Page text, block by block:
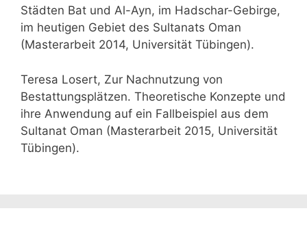
Städten Bat und Al-Ayn, im Hadschar-Gebirge,
im heutigen Gebiet des Sultanats Oman
(Masterarbeit 2014, Universität Tübingen).
Teresa Losert, Zur Nachnutzung von
Bestattungsplätzen. Theoretische Konzepte und
ihre Anwendung auf ein Fallbeispiel aus dem
Sultanat Oman (Masterarbeit 2015, Universität
Tübingen).